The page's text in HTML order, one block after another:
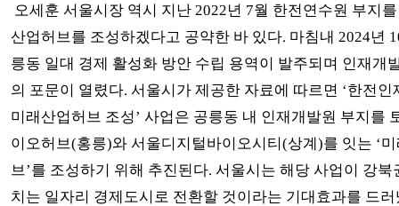
오세훈 서울시장 역시 지난 2022년 7월 한전연수원 부지
산업허브를 조성하겠다고 공약한 바 있다. 마침내 2024년
릉동 일대 경제 활성화 방안 수립 용역이 발주되며 인재개
의 포문이 열렸다. 서울시가 제공한 자료에 따르면 ‘한전인
미래산업허브 조성’ 사업은 공릉동 내 인재개발원 부지를
이오허브(홍릉)와 서울디지털바이오시티(상계)를 잇는 ‘
브’를 조성하기 위해 추진된다. 서울시는 해당 사업이 강북
치는 일자리 경제도시로 전환할 것이라는 기대효과를 드러